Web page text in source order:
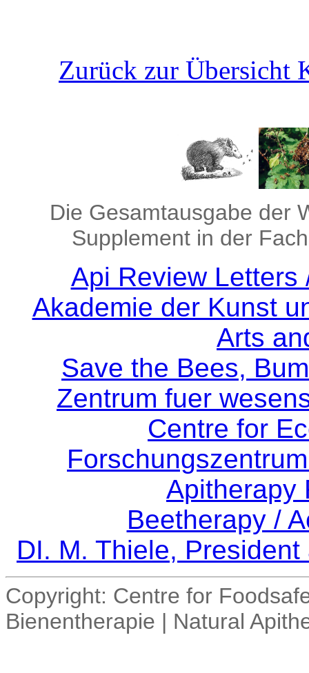
Zurück zur Übersicht
Die Gesamtausgabe der
Supplement in der
Api Review Letters
Akademie der Kunst
Arts
Save the Bees,
Zentrum fuer
Centre for
Apitherapy
Beetherapy /
DI. M. Thiele,
Copyright: Centre for
Bienentherapie | Natural